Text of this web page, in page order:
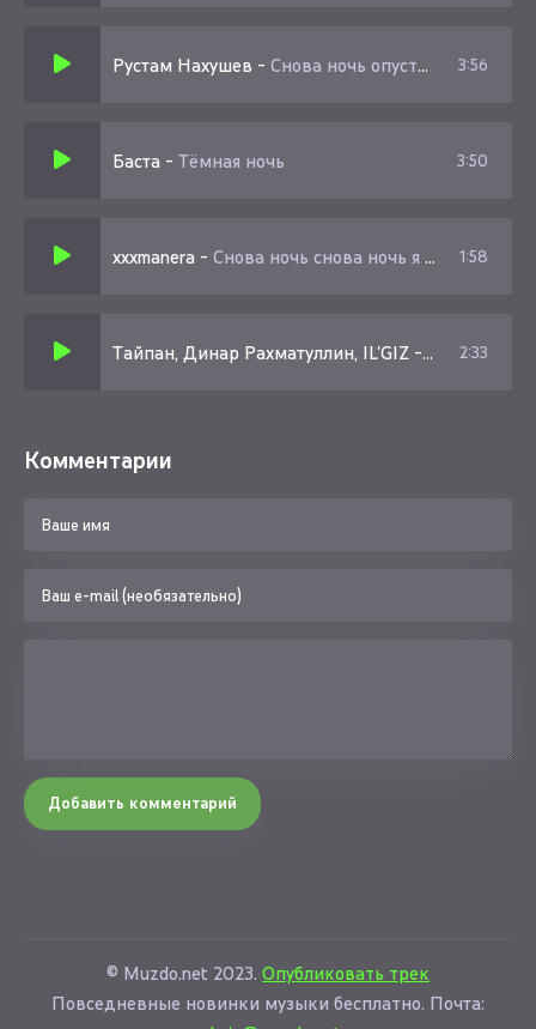
Белая ночь опустилась как облако
Рустам Нахушев - Снова ночь опустилась 3:56
Баста - Тёмная ночь 3:50
xxxmanera - Снова ночь снова ночь я курю style 1:58
Тайпан, Динар Рахматуллин, IL'GIZ - Снова день
2:33
Комментарии
Добавить комментарий
© Muzdo.net 2023. Опубликовать трек
Повседневные новинки музыки бесплатно. Почта: